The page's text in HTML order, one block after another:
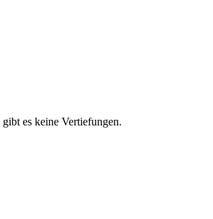
es keine Vertiefungen.